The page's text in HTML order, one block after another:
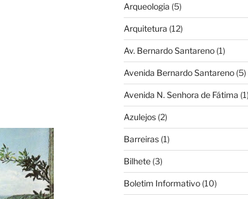
Arqueologia (5)
Arquitetura (12)
Av. Bernardo Santareno(1)
Avenida Bernardo Santareno(5)
Avenida N. Senhora de Fátima (1)
Azulejos(2)
Barreiras(1)
Bilhete(3)
Boletim Informativo(10)